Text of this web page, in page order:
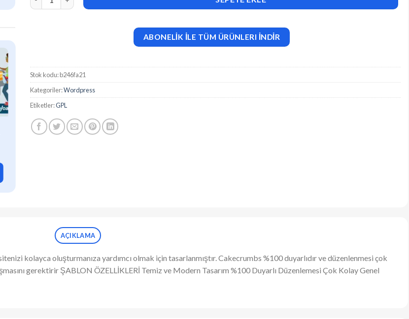
ÖZEL
WP Rocket (v3.21.2) Caching
ABONELİK İLE TÜM ÜRÜNLERI İNDİR
Stok kodu:b246fa21
Kategoriler:Wordpress
Etiketler:GPL
AÇIKLAMA
kolayca oluşturmanıza yardımcı olmak için tasarlanmıştır. Cakecrumbs %100 duyarlıdır ve düzenlenmesi çok
gerektirir ŞABLON ÖZELLİKLERİ Temiz ve Modern Tasarım %100 Duyarlı Düzenlemesi Çok Kolay Genel